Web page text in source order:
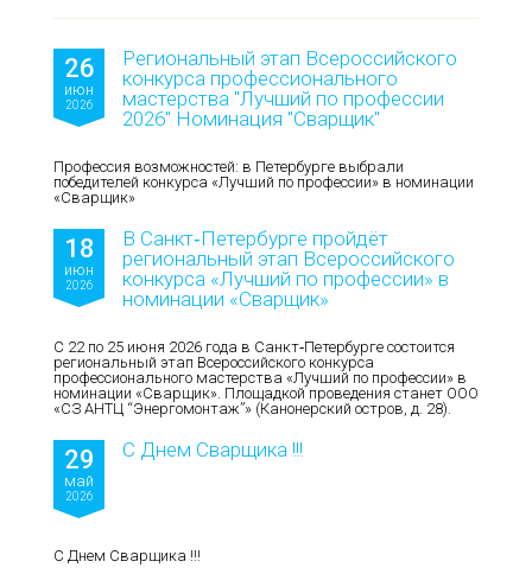
26
июн
2026
Региональный этап Всероссийского
конкурса профессионального
мастерства "Лучший по профессии
2026" Номинация "Сварщик"
Профессия возможностей: в Петербурге выбрали
победителей конкурса «Лучший по профессии» в номинации
«Сварщик»
18
июн
2026
В Санкт‑Петербурге пройдёт
региональный этап Всероссийского
конкурса «Лучший по профессии» в
номинации «Сварщик»
С 22 по 25 июня 2026 года в Санкт‑Петербурге состоится
региональный этап Всероссийского конкурса
профессионального мастерства «Лучший по профессии» в
номинации «Сварщик». Площадкой проведения станет ООО
«СЗ АНТЦ “Энергомонтаж”» (Канонерский остров, д. 28).
29
май
2026
С Днем Сварщика !!!
С Днем Сварщика !!!